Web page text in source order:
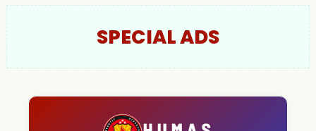
SPECIAL ADS